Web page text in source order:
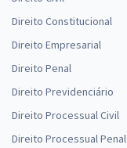
Direito Constitucional
Direito Empresarial
Direito Penal
Direito Previdenciário
Direito Processual Civil
Direito Processual Penal